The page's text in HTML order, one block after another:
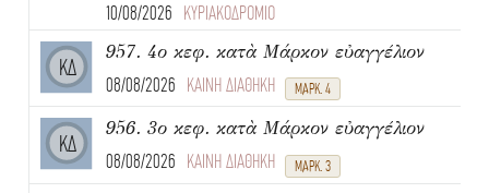
10/08/2026 ΚΥΡΙΑΚΟΔΡΟΜΙΟ
ΚΔ
957. 4ο κεφ. κατὰ Μάρκον εὐαγγέλιον
08/08/2026 ΚΑΙΝΗ ΔΙΑΘΗΚΗ ΜΑΡΚ. 4
ΚΔ
956. 3ο κεφ. κατὰ Μάρκον εὐαγγέλιον
08/08/2026 ΚΑΙΝΗ ΔΙΑΘΗΚΗ ΜΑΡΚ. 3